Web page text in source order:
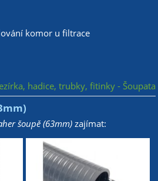
komor u filtrace
hadice, trubky, fitinky - Šoupata
šoupě (63mm) zajímat: